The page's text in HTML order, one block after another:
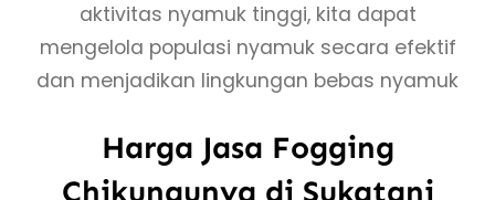
aktivitas nyamuk tinggi, kita dapat
mengelola populasi nyamuk secara efektif
dan menjadikan lingkungan bebas nyamuk
Harga Jasa Fogging
Chikungunya di Sukatani